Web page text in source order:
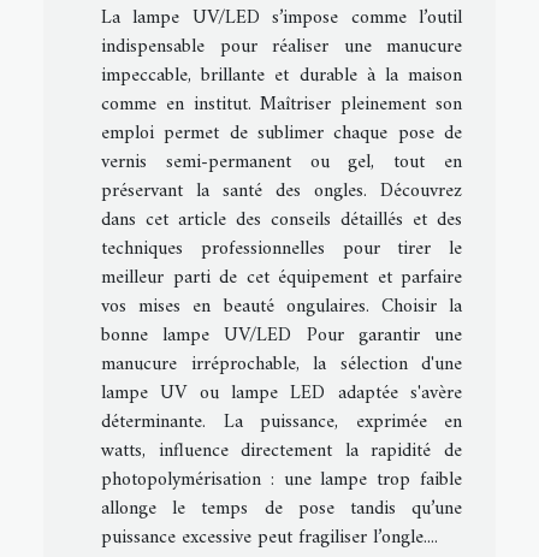
La lampe UV/LED s’impose comme l’outil
indispensable pour réaliser une manucure
impeccable, brillante et durable à la maison
comme en institut. Maîtriser pleinement son
emploi permet de sublimer chaque pose de
vernis semi-permanent ou gel, tout en
préservant la santé des ongles. Découvrez
dans cet article des conseils détaillés et des
techniques professionnelles pour tirer le
meilleur parti de cet équipement et parfaire
vos mises en beauté ongulaires. Choisir la
bonne lampe UV/LED Pour garantir une
manucure irréprochable, la sélection d'une
lampe UV ou lampe LED adaptée s'avère
déterminante. La puissance, exprimée en
watts, influence directement la rapidité de
photopolymérisation : une lampe trop faible
allonge le temps de pose tandis qu’une
puissance excessive peut fragiliser l’ongle....